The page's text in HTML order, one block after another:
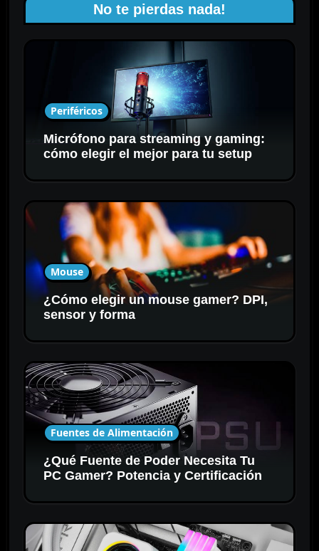
No te pierdas nada!
Periféricos
Micrófono para streaming y gaming:
cómo elegir el mejor para tu setup
Mouse
¿Cómo elegir un mouse gamer? DPI,
sensor y forma
Fuentes de Alimentación
¿Qué Fuente de Poder Necesita Tu
PC Gamer? Potencia y Certificación